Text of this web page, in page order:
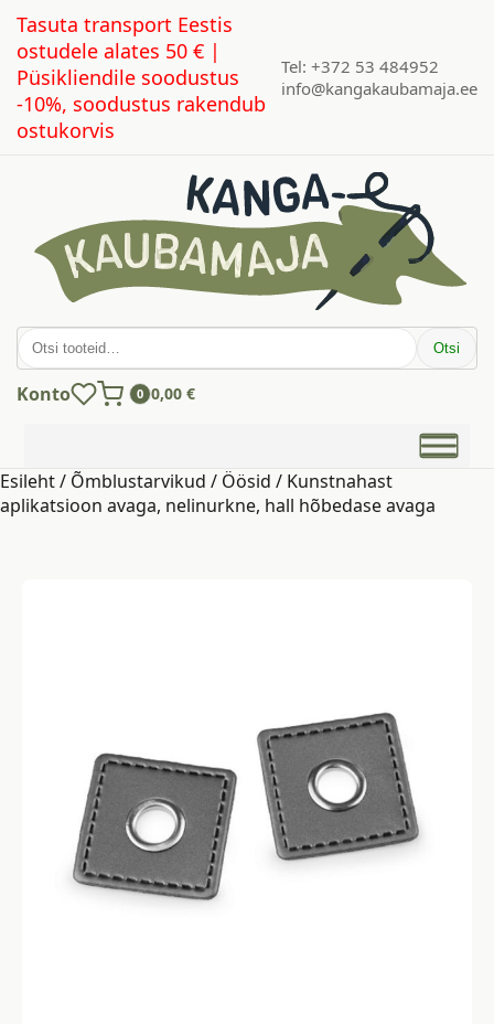
Tasuta transport Eestis
ostudele alates 50 € |
Püsikliendile soodustus
-10%, soodustus rakendub
ostukorvis
Tel: +372 53 484952
info@kangakaubamaja.ee
Otsi: Otsi
Konto 0 0,00 €
Esileht/ Õmblustarvikud / Öösid / Kunstnahast
aplikatsioon avaga, nelinurkne, hall hõbedase avaga